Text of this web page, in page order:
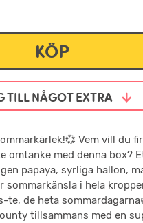
Vem vill du
omtanke med denna box?
papaya, syrliga hallon,
sommarkänsla i hela
te, de heta
tillsammans med en
KÖP
TILL NÅGOT EXTRA